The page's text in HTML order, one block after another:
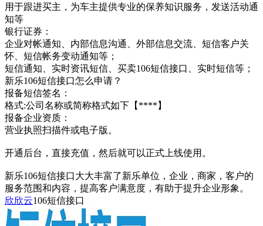
用于跟进买主，为车主提供专业的保养知识服务，发送活动通
知等
银行证券：
企业对帐通知、内部信息沟通、外部信息交流、短信客户关
怀、短信帐务变动通知等；
短信通知、实时资讯短信、买卖106短信接口、实时短信等；
新乐106短信接口怎么申请？
报备短信签名：
格式:公司名称或简称格式如下【****】
报备企业资质：
营业执照扫描件或电子版。
开通后台，直接充值，然后就可以正式上线使用。
新乐106短信接口大大丰富了新乐单位，企业，商家，客户的
服务范围和内容，提高客户满意度，有助于提升企业形象。
欣欣云106短信接口